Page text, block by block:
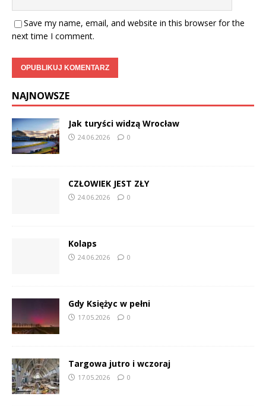
Save my name, email, and website in this browser for the
next time I comment.
NAJNOWSZE
Jak turyści widzą Wrocław
24.06.2026 0
CZŁOWIEK JEST ZŁY
24.06.2026 0
Kolaps
24.06.2026 0
Gdy Księżyc w pełni
17.05.2026 0
Targowa jutro i wczoraj
17.05.2026 0